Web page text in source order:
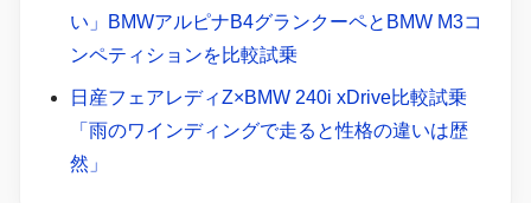
い」BMWアルピナB4グランクーペとBMW M3コ
ンペティションを比較試乗
日産フェアレディZ×BMW 240i xDrive比較試乗
「雨のワインディングで走ると性格の違いは歴
然」